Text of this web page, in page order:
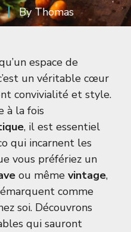
ByThomas
espace de
un véritable cœur
convivialité et style.
à la fois
, il est essentiel
qui incarnent les
vous préfériez un
ou même vintage,
comme
soi. Découvrons
qui sauront